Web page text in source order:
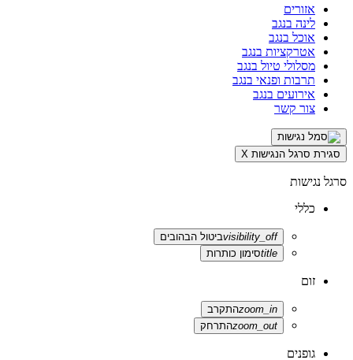
אזורים
לינה בנגב
אוכל בנגב
אטרקציות בנגב
מסלולי טיול בנגב
תרבות ופנאי בנגב
אירועים בנגב
צור קשר
סגירת סרגל הנגישות X
סרגל נגישות
כללי
visibility_offביטול הבהובים
titleסימון כותרות
זום
zoom_inהתקרב
zoom_outהתרחק
גופנים